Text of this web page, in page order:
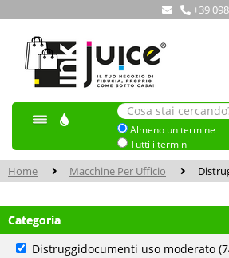
+39
Almeno un termine
Tutti i termini
Home Macchine Per Ufficio
Categoria
Distruggidocumenti uso moderato